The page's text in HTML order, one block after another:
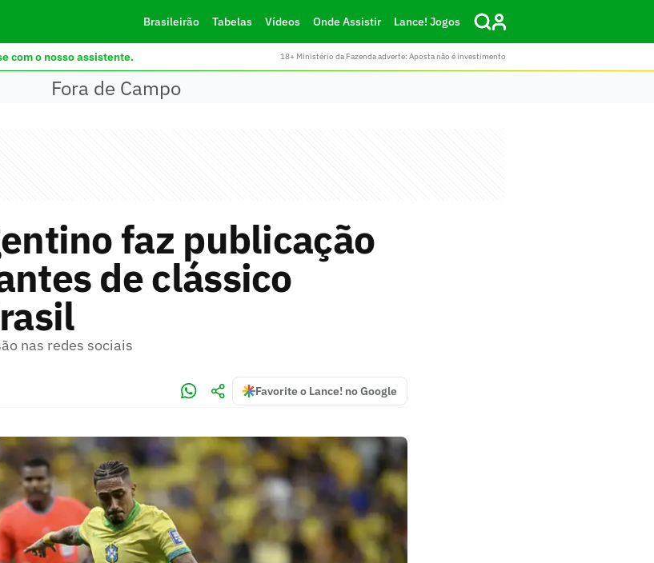
Brasileirão Tabelas Vídeos Onde Assistir Lance! Jogos
com o nosso assistente. 18+ Ministério da Fazenda adverte: Aposta não é investimento
Fora de Campo
faz publicação
de clássico
nas redes sociais
Favorite o Lance! no Google